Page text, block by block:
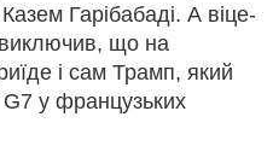
Гарібабаді. А віце-
що на
і сам Трамп, який
G7 у французьких